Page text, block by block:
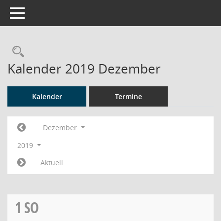
Toggle navigation
Rechercheauswahl
Kalender 2019 Dezember
Kalender Termine
Dezember
2019
Aktuell
1 SO